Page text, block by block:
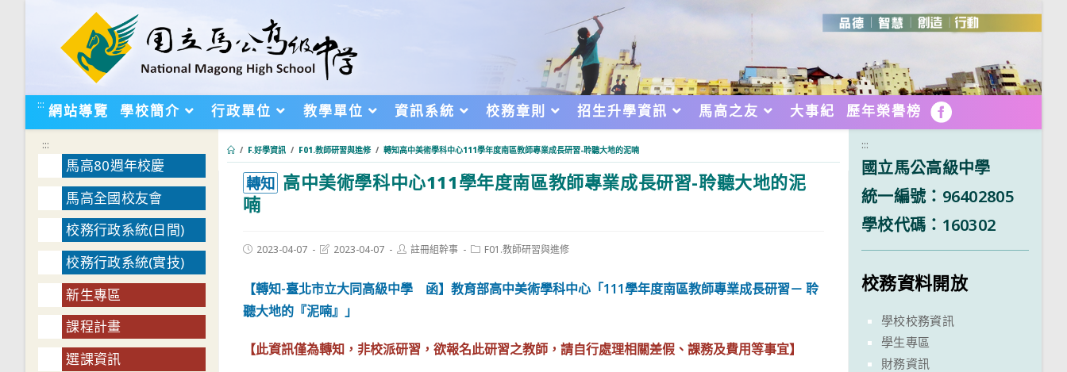
::: 網站導覽 學校簡介 行政單位 教學單位 資訊系統 校務章則 招生升學資訊 馬高之友 大事紀 歷年榮譽榜 FB
/ F.好學資訊 / F01.教師研習與進修 / 轉知高中美術學科中心111學年度南區教師專業成長研習-聆聽大地的泥喃
轉知 高中美術學科中心111學年度南區教師專業成長研習-聆聽大地的泥
喃
Post2023-04-07
Post2023-04-07
Post註冊組幹事
PostF01.教師研習與進修
【轉知-臺北市立大同高級中學 函】教育部高中美術學科中心「111學年度南區教師專業成長研習－ 聆
聽大地的『泥喃』」
【此資訊僅為轉知，非校派研習，欲報名此研習之教師，請自行處理相關差假、課務及費用等事宜】
:::
馬高80週年校慶
馬高全國校友會
校務行政系統(日間)
校務行政系統(實技)
新生專區
課程計畫
選課資訊
:::
國立馬公高級中學
統一編號：96402805
學校代碼：160302
校務資料開放
學校校務資訊
學生專區
財務資訊